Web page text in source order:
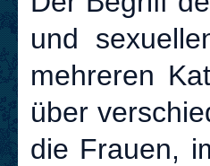
und
mehreren
über
die Frauen,